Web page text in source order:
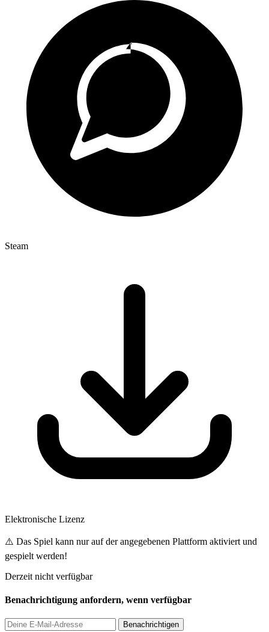
Steam
Elektronische Lizenz
⚠️ Das Spiel kann nur auf der angegebenen Plattform aktiviert und
gespielt werden!
Derzeit nicht verfügbar
Benachrichtigung anfordern, wenn verfügbar
Benachrichtigen